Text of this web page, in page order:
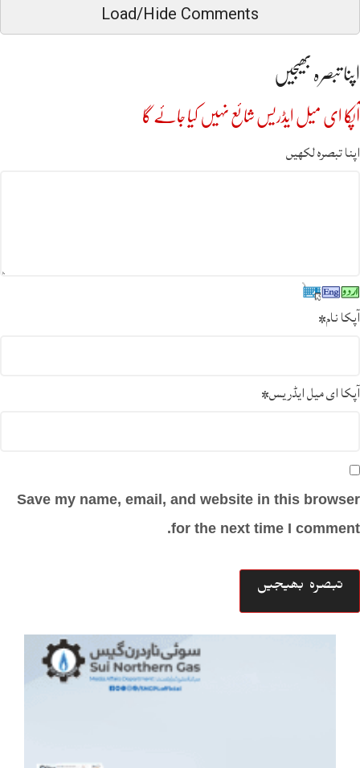
Load/Hide Comments
اپنا تبصرہ بھیجیں
آپکا ای میل ایڈریس شائع نہیں کیا جائے گا
اپنا تبصرہ لکھیں
آپکا نام*
آپکا ای میل ایڈریس*
Save my name, email, and website in this browser
for the next time I comment.